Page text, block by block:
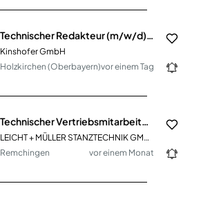
Kinshofer GmbH
Holzkirchen (Oberbayern)vor einem Tag
LEICHT + MÜLLER STANZTECHNIK GMBH + CO. KG
Remchingen
vor einem Monat